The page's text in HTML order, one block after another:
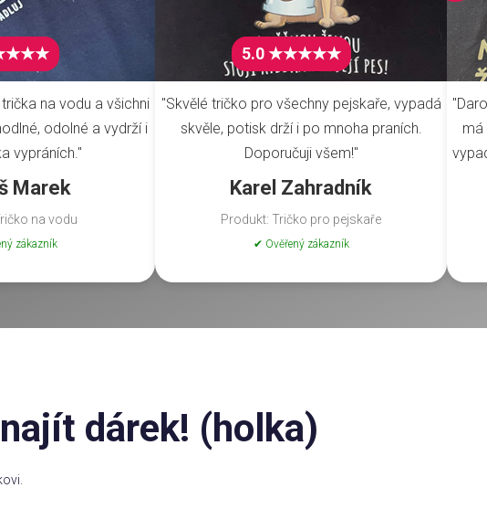
na vodu a všichni
odolné a vydrží i
vypráních."
Marek
na vodu
zákazník
5.0 ★★★★★
"Skvělé tričko pro všechny pejskaře, vypadá
skvěle, potisk drží i po mnoha praních.
Doporučuji všem!"
Karel Zahradník
Produkt: Tričko pro pejskaře
✔ Ověřený zákazník
má
dárek! (holka)